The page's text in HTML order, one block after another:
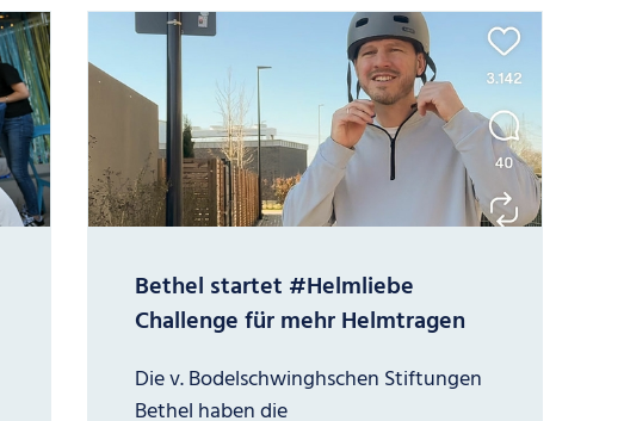
Bethel startet #Helmliebe
Challenge für mehr Helmtragen
Die v. Bodelschwinghschen Stiftungen
Bethel haben die